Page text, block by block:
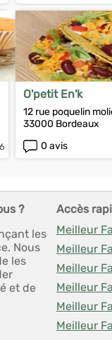
O'petit En'k
12 rue poquelin
33000 Bordeaux
0 avis
?
les
Nous
les
et de
Accès
Meilleur
Meilleur
Meilleur
Meilleur
Meilleur
Meilleur